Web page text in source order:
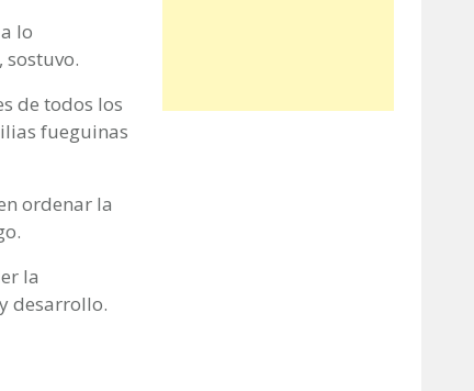
lo
de todos los
fueguinas
ordenar la
la
desarrollo.